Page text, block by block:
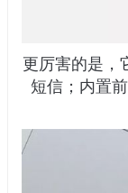
更厉害的是，
短信；内置